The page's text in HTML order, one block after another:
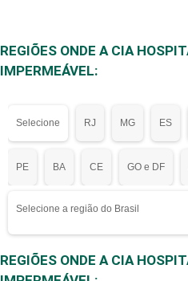
REGIÕES ONDE A CIA
IMPERMEÁVEL:
Selecione RJ MG ES
PE BA CE GO e DF
Selecione a região do Brasil
REGIÕES ONDE A CIA